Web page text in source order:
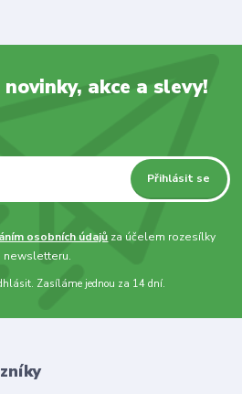
akce a slevy!
Přihlásit se
osobních údajů za účelem rozesílky
newsletteru.
Zasíláme jednou za 14 dní.